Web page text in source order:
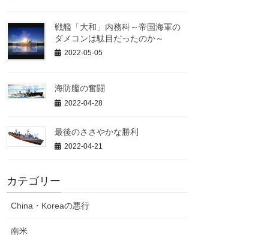
戦艦「大和」内務科～帝国海軍の
ダメコンは駄目だったのか～
2022-05-05
海防艦の奮闘
2022-04-28
最後のささやかな勝利
2022-04-21
カテゴリー
China・Koreaの悪行
南米